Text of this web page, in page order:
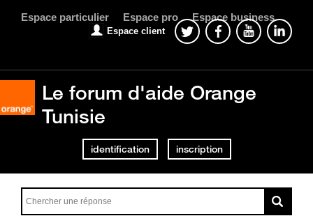
Espace particulier Espace pro Espace business
Espace client
Le forum d'aide Orange
Tunisie
identification inscription